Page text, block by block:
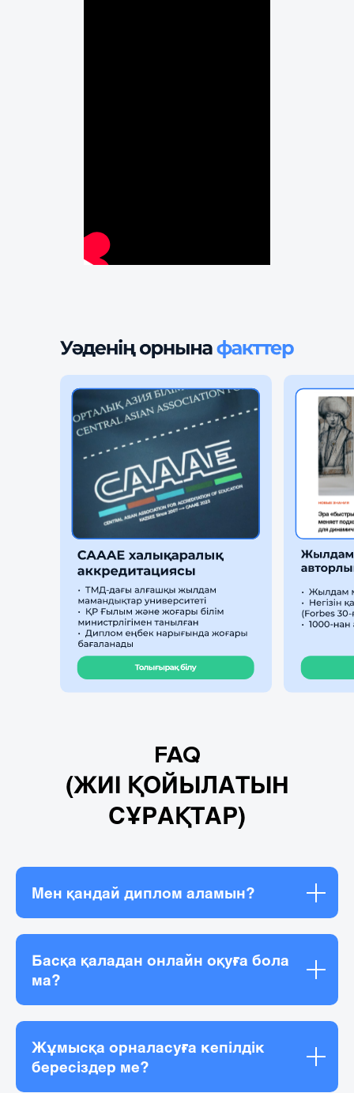
FAQ
(ЖИІ ҚОЙЫЛАТЫН
СҰРАҚТАР)
Мен қандай диплом аламын?
Басқа қаладан онлайн оқуға бола
ма?
Жұмысқа орналасуға кепілдік
бересіздер ме?